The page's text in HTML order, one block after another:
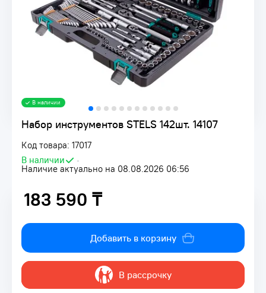
Набор инструментов STELS 142шт. 14107
Код товара: 17017
В наличии
•
Наличие актуально на 08.08.2026 06:56
В наличии
183 590 ₸
183 590 ₸
Добавить в корзину
В рассрочку